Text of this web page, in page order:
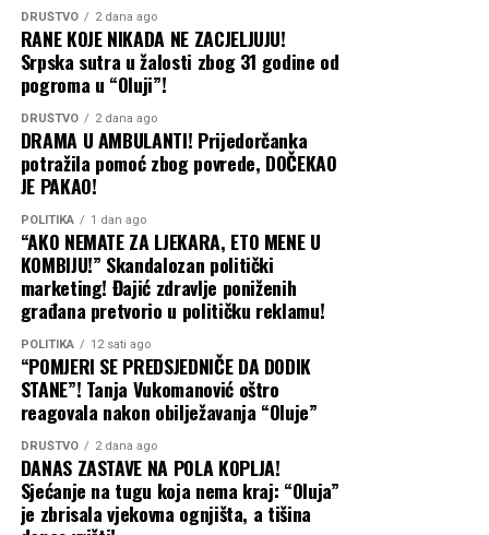
DRUŠTVO 2 dana ago
RANE KOJE NIKADA NE ZACJELJUJU!
Srpska sutra u žalosti zbog 31 godine od
pogroma u “Oluji”!
DRUŠTVO 2 dana ago
DRAMA U AMBULANTI! Prijedorčanka
potražila pomoć zbog povrede, DOČEKAO
JE PAKAO!
POLITIKA 1 dan ago
“AKO NEMATE ZA LJEKARA, ETO MENE U
KOMBIJU!” Skandalozan politički
marketing! Đajić zdravlje poniženih
građana pretvorio u političku reklamu!
POLITIKA 12 sati ago
“POMJERI SE PREDSJEDNIČE DA DODIK
STANE”! Tanja Vukomanović oštro
reagovala nakon obilježavanja “Oluje”
DRUŠTVO 2 dana ago
DANAS ZASTAVE NA POLA KOPLJA!
Sjećanje na tugu koja nema kraj: “Oluja”
je zbrisala vjekovna ognjišta, a tišina